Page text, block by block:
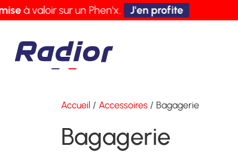
à valoir sur un Phen'x. J'en profite
Accueil / Accessoires / Bagagerie
Bagagerie